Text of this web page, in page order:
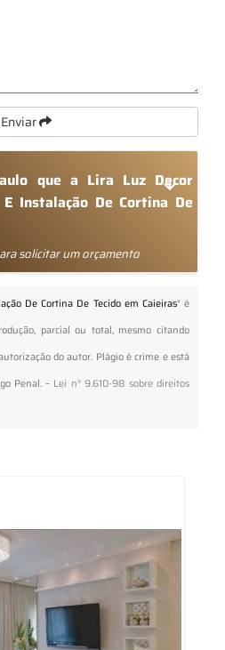
Enviar
que a Lira Luz Decor
Instalação De Cortina De
solicitar um orçamento
De Cortina De Tecido em Caieiras" é
parcial ou total, mesmo citando
do autor. Plágio é crime e está
Penal. – Lei n° 9.610-98 sobre direitos